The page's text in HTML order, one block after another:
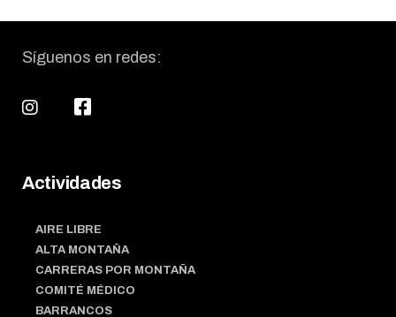
Síguenos en redes:
Actividades
AIRE LIBRE
ALTA MONTAÑA
CARRERAS POR MONTAÑA
COMITÉ MÉDICO
BARRANCOS